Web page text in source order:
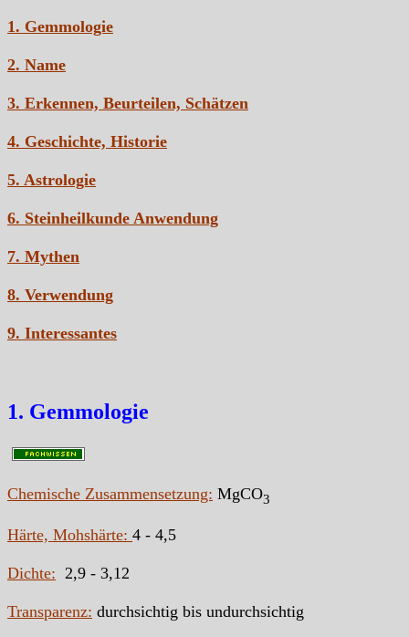
1. Gemmologie
2. Name
3. Erkennen, Beurteilen, Schätzen
4. Geschichte, Historie
5. Astrologie
6. Steinheilkunde Anwendung
7. Mythen
8. Verwendung
9. Interessantes
1. Gemmologie
Chemische Zusammensetzung: MgCO3
Härte, Mohshärte: 4 - 4,5
Dichte: 2,9 - 3,12
Transparenz: durchsichtig bis undurchsichtig